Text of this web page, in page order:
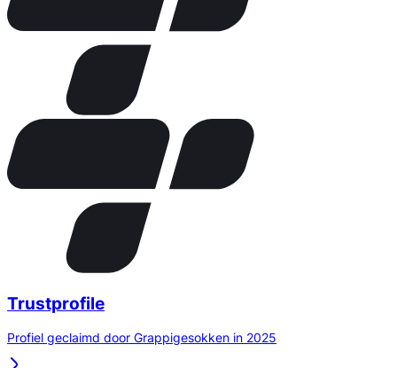
Trustprofile
Profiel geclaimd door Grappigesokken in 2025